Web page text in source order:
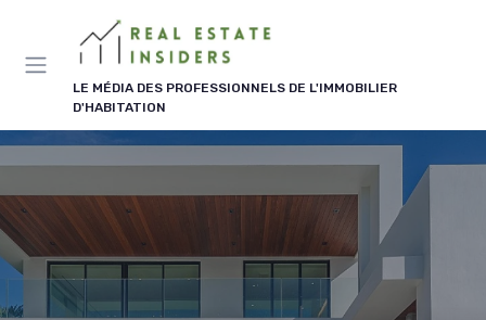
LE MÉDIA DES PROFESSIONNELS DE L'IMMOBILIER
D'HABITATION